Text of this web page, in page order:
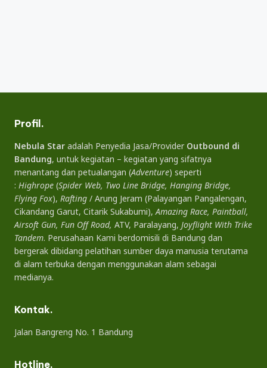
Profil.
Nebula Star adalah Penyedia Jasa/Provider Outbound di
Bandung, untuk kegiatan – kegiatan yang sifatnya
menantang dan petualangan (Adventure) seperti
: Highrope (Spider Web, Two Line Bridge, Hanging Bridge,
Flying Fox), Rafting / Arung Jeram (Palayangan Pangalengan,
Cikandang Garut, Citarik Sukabumi),Amazing Race, Paintball,
Airsoft Gun, Fun Off Road, ATV, Paralayang, Joyflight With Trike
Tandem. Perusahaan Kami berdomisili di Bandung dan
bergerak dibidang pelatihan sumber daya manusia terutama
di alam terbuka dengan menggunakan alam sebagai
medianya.
Kontak.
Jalan Bangreng No. 1 Bandung
Hotline.